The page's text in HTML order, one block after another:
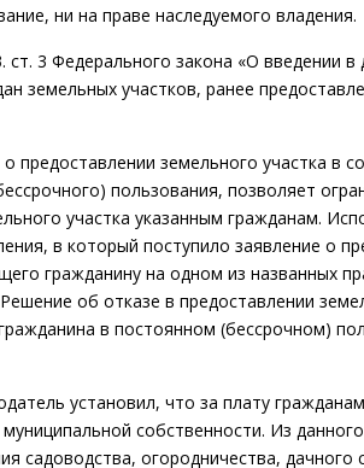
ни на праве наследуемого владения.
ст. 3 Федерального закона «О введении
земельных участков, ранее
предоставлении земельного участка в
пользования, позволяет
участка указанным гражданам.
в который поступило заявление о
гражданину на одном из названных
об отказе в предоставлении
в постоянном (бессрочном)
установил, что за плату
муниципальной собственности. Из
садоводства, огородничества,